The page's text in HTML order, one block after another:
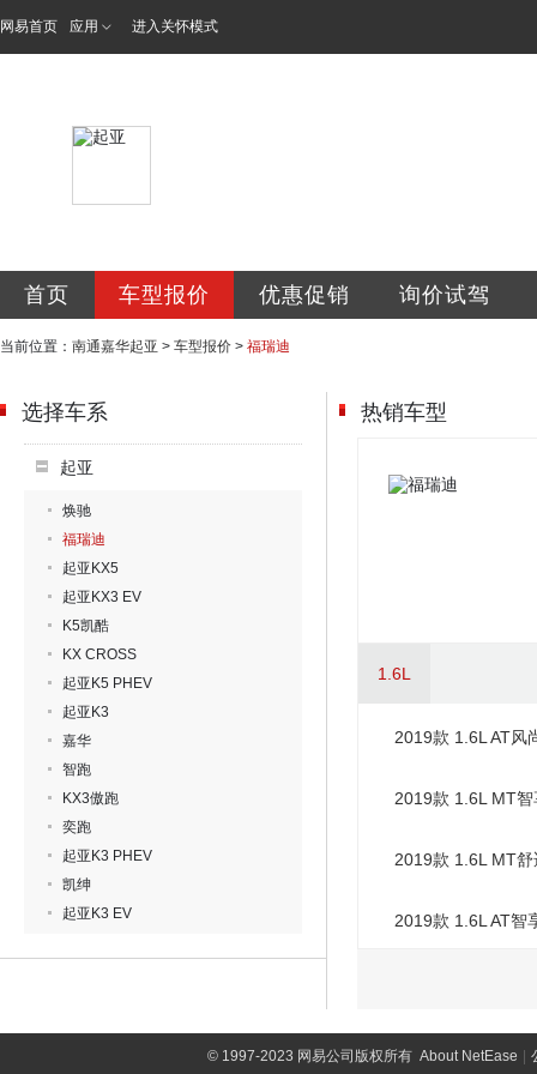
网易首页 应用 进入关怀模式
首页 车型报价 优惠促销 询价试驾
当前位置： 南通嘉华起亚 > 车型报价 > 福瑞迪
选择车系
起亚
焕驰
福瑞迪
起亚KX5
起亚KX3 EV
K5凯酷
KX CROSS
起亚K5 PHEV
起亚K3
嘉华
智跑
KX3傲跑
奕跑
起亚K3 PHEV
凯绅
起亚K3 EV
热销车型
1.6L
2019款 1.6L AT风
2019款 1.6L MT
2019款 1.6L MT
2019款 1.6L AT智
©1997-2023 网易公司版权所有 About NetEase